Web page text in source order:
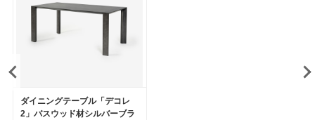
ダイニングテーブル「デコレ
2」バスウッド材シルバーブラ